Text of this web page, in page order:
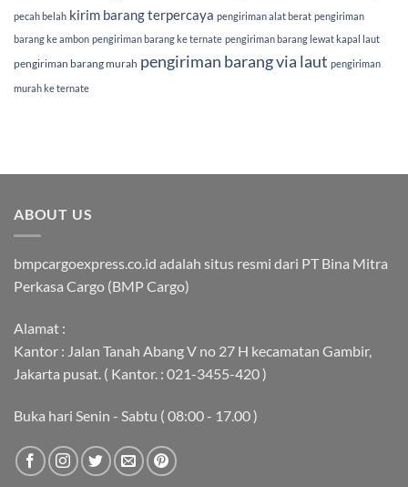
pecah belah kirim barang terpercaya pengiriman alat berat pengiriman
barang ke ambon pengiriman barang ke ternate pengiriman barang lewat kapal laut
pengiriman barang murah pengiriman barang via laut pengiriman
murah ke ternate
ABOUT US
bmpcargoexpress.co.id adalah situs resmi dari PT Bina Mitra
Perkasa Cargo (BMP Cargo)
Alamat :
Kantor : Jalan Tanah Abang V no 27 H kecamatan Gambir,
Jakarta pusat. ( Kantor. : 021-3455-420 )
Buka hari Senin - Sabtu ( 08:00 - 17.00 )